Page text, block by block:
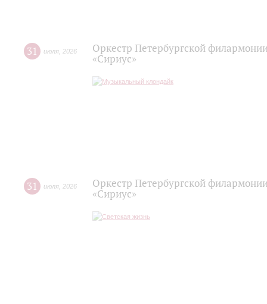
31 июля 2026
Оркестр Петербургской
«Сириус»
31 июля 2026
Оркестр Петербургской
«Сириус»